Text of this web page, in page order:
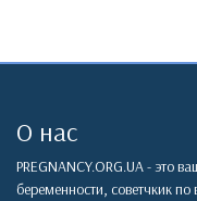
О нас
PREGNANCY.ORG.UA - это
беременности, советчкик